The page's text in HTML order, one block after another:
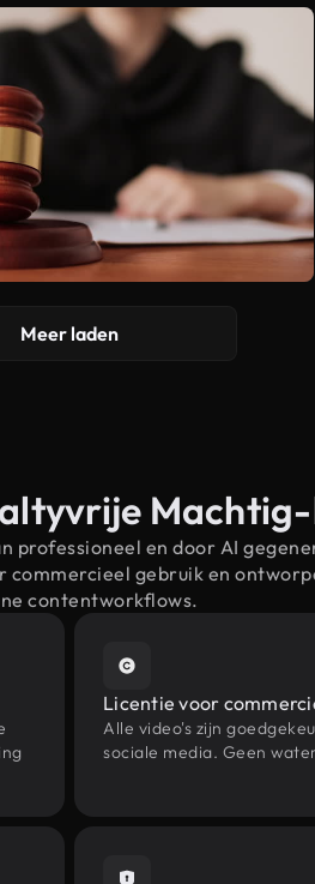
Meer laden
professioneel en door AI
gebruik en
contentworkflows.
Licentie voor
Alle video's zijn
sociale media. Geen